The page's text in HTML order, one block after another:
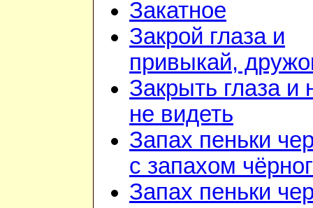
Закатное
Закрой глаза и
привыкай,
Закрыть глаза и
не видеть
Запах пеньки
с запахом
Запах пеньки